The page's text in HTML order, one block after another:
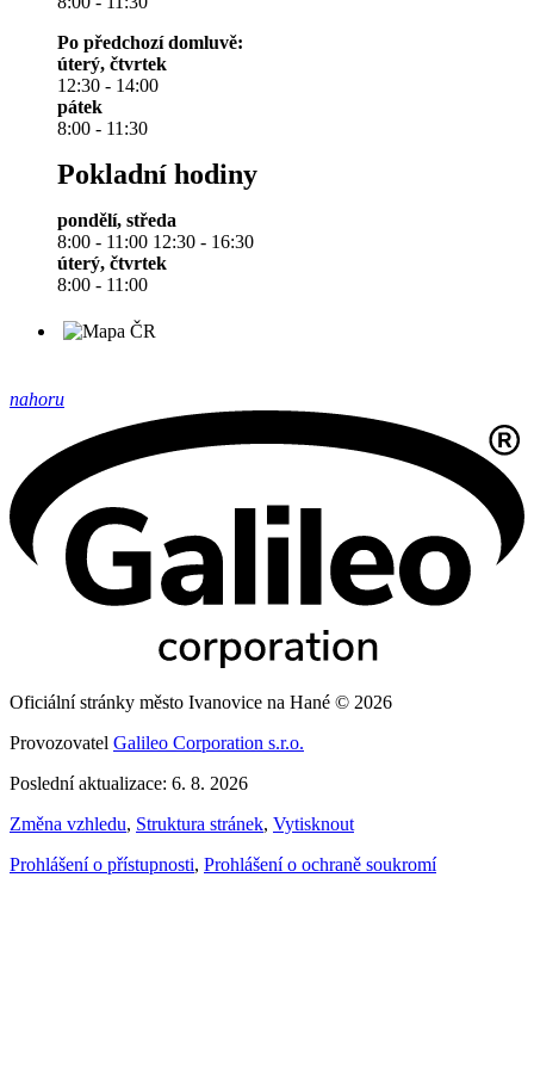
Po předchozí domluvě:
úterý, čtvrtek
12:30 - 14:00
pátek
8:00 - 11:30
Pokladní hodiny
pondělí, středa
8:00 - 11:00 12:30 - 16:30
úterý, čtvrtek
8:00 - 11:00
nahoru
Oficiální stránky město Ivanovice na Hané © 2026
Provozovatel Galileo Corporation s.r.o.
Poslední aktualizace: 6. 8. 2026
Změna vzhledu, Struktura stránek, Vytisknout
Prohlášení o přístupnosti, Prohlášení o ochraně soukromí